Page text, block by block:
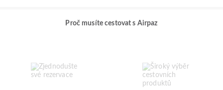
Proč musíte cestovat s Airpaz